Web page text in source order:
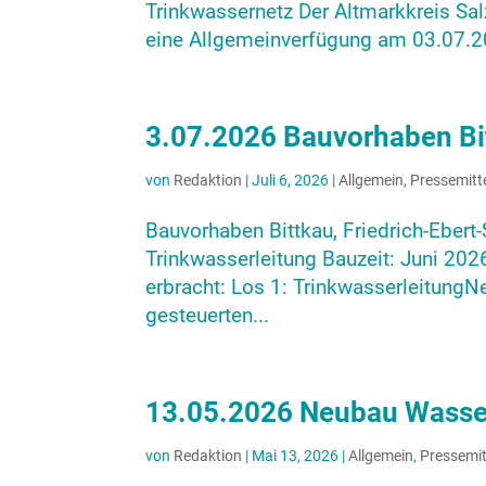
Trinkwassernetz Der Altmarkkreis
eine Allgemeinverfügung am
3.07.2026 Bauvorhaben
von Redaktion |Juli 6, 2026 |Allgemein,
Bauvorhaben Bittkau, Friedrich-
Trinkwasserleitung Bauzeit: Juni
erbracht: Los 1:
gesteuerten...
13.05.2026 Neubau
von Redaktion | Mai 13, 2026 |Allgemein,